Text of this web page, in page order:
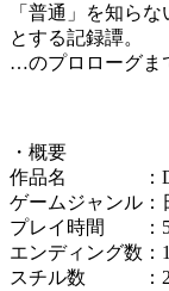
「普通」を知ら
とする記録譚。
…のプロローグま
・概要
作品名 ：
ゲームジャンル：
プレイ時間 ：
エンディング数：1
スチル数 ：2